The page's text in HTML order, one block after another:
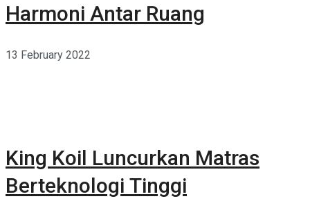
Harmoni Antar Ruang
13 February 2022
King Koil Luncurkan Matras
Berteknologi Tinggi